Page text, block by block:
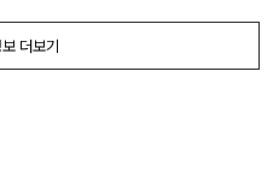
더보기